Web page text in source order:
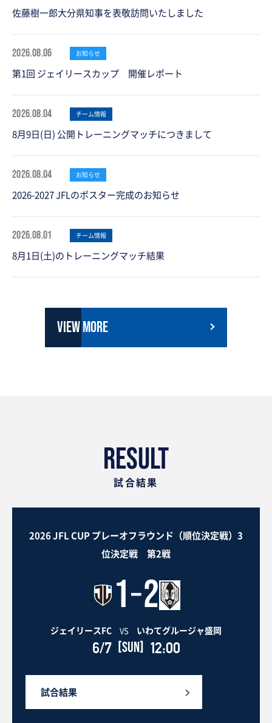
佐藤樹一郎大分県知事を表敬訪問いたしました
2026.08.06 お知らせ
第1回 ジェイリースカップ 開催レポート
2026.08.04 チーム情報
8月9日(日) 公開トレーニングマッチにつきまして
2026.08.04 お知らせ
2026-2027 JFLのポスター完成のお知らせ
2026.08.01 チーム情報
8月1日(土)のトレーニングマッチ結果
VIEW MORE
RESULT
試合結果
2026 JFL CUP プレーオフラウンド（順位決定戦）3
位決定戦 第2戦
1-2
ジェイリースFC VS いわてグルージャ盛岡
6/7 [SUN] 12:00
試合結果